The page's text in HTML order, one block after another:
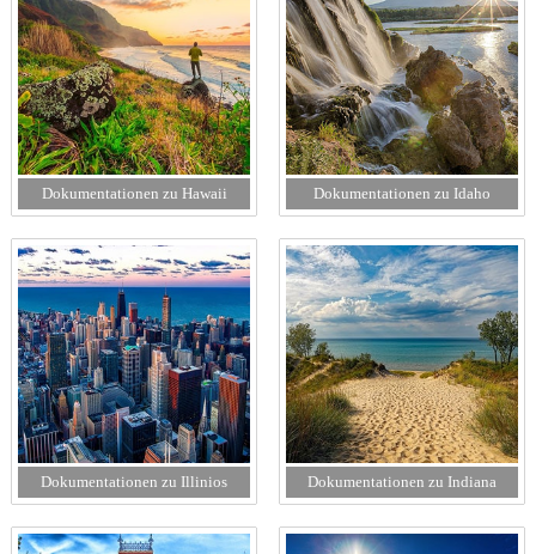
Dokumentationen zu Hawaii Dokumentationen zu Idaho
Dokumentationen zu Illinios Dokumentationen zu Indiana